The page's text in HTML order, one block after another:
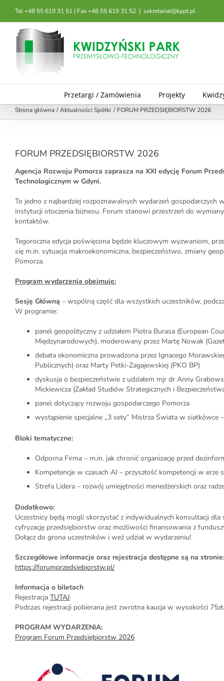
zawartości
Tel +48 55 619 31 51 | Fax +48 55 619 31 52 | sekretariat@kppt.pl
Przetargi / Zamówienia Projekty
Strona główna Aktualności Spółki FORUM PRZEDSIĘBIORSTW 2026
FORUM PRZEDSIĘBIORSTW 2026
Agencja Rozwoju Pomorza zaprasza na XXI edycję Forum
Technologicznym w Gdyni.
To jedno z najbardziej rozpoznawalnych wydarzeń
instytucji otoczenia biznesu. Forum stanowi przestrzeń do
kontaktów.
Tegoroczna edycja poświęcona będzie kluczowym wyzwaniom,
się m.in. sytuacja makroekonomiczna, bezpieczeństwo, zmiany
Pomorza.
Program wydarzenia obejmuje:
Sesję Główną – wspólną część dla wszystkich uczestników,
W programie:
panel geopolityczny z udziałem Piotra Burasa (European
Międzynarodowych), moderowany przez Martę Nowak
debata ekonomiczna prowadzona przez Ignacego
Publicznych) oraz Marty Petki-Zagajewskiej (PKO BP)
dyskusja o bezpieczeństwie z udziałem mjr dr Anny
Mickiewicza (Zakład Studiów Strategicznych i
panel dotyczący rozwoju gospodarczego Pomorza
wystąpienie specjalne „3 sety” Mistrza Świata w siatkówce
Bloki tematyczne:
Odporna Firma – m.in. jak chronić organizację przed
Kompetencje w czasach AI – przyszłość kompetencji w erze
Strefa Lidera – rozwój umiejętności menedżerskich oraz
Dodatkowo:
Uczestnicy będą mogli skorzystać z indywidualnych konsultacji
cyfryzację przedsiębiorstw oraz możliwości finansowania z
Dołącz do grona uczestników i weź udział w wydarzeniu!
Szczegółowe informacje oraz rejestracja dostępne są na stronie:
https://forumprzedsiebiorstw.pl/
Informacja o biletach
Rejestracja TUTAJ
Podczas rejestracji pobierana jest zwrotna kaucja w wysokości
PROGRAM WYDARZENIA:
Program Forum Przedsiębiorstw 2026